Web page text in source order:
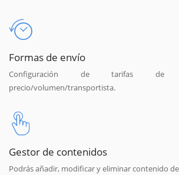
Formas de envío
Configuración de tarifas de
precio/volumen/transportista.
Gestor de contenidos
Podrás añadir, modificar y eliminar contenido